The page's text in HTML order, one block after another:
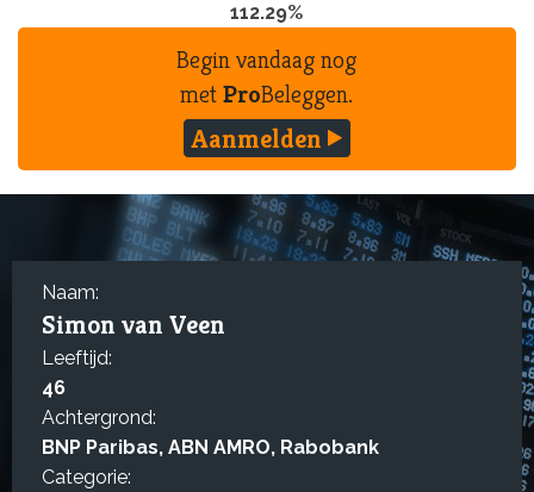
112.29%
Begin vandaag nog
metProBeleggen.
Aanmelden
Naam:
Simon van Veen
Leeftijd:
46
Achtergrond:
BNP Paribas, ABN AMRO, Rabobank
Categorie: